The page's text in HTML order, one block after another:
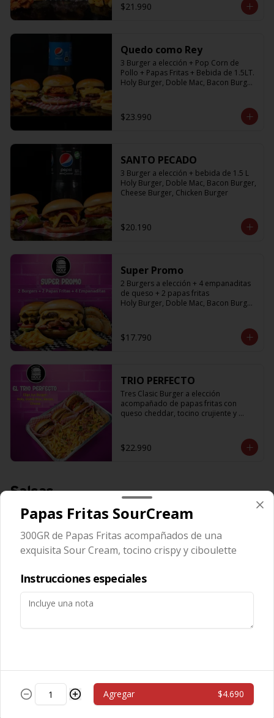
$21.990
Quedo como Rey
3 Burger a elección + Pop Corn de
Pollo + Papas Fritas + Bebida de 1.5LT.
Holy Burger, Doble Mac, Bacon Burger,
$23.990
SANTO PECADO
3 Burger a elección + bebida de 1.5 L
Holy Burger, Doble Mac, Bacon Burger,
Cheese Burger, Chicken Burger
$20.190
Super Promo
2 Burgers a elección + 4 empanaditas
de queso + 2 papas fritas
Holy Burger, Doble Mac, Bacon Burger,
$17.790
TRIO PERFECTO
Tres Clasic Burger a elección
acompañado de papas fritas con
queso cheddar, tocino crujiente y
Cheese Burger, Chicken Burger
$22.990
Salsas
Salsa Aceituna
$600
Papas Fritas SourCream
300GR de Papas Fritas acompañados de una
exquisita Sour Cream, tocino crispy y ciboulette
Instrucciones especiales
Agregar $4.690